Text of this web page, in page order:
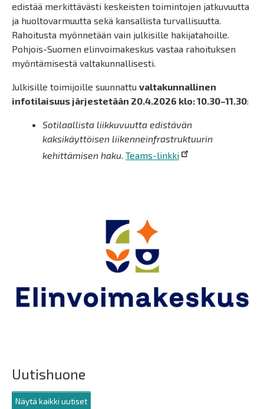
edistää merkittävästi keskeisten toimintojen jatkuvuutta
ja huoltovarmuutta sekä kansallista turvallisuutta.
Rahoitusta myönnetään vain julkisille hakijatahoille.
Pohjois-Suomen elinvoimakeskus vastaa rahoituksen
myöntämisestä valtakunnallisesti.
Julkisille toimijoille suunnattu valtakunnallinen
infotilaisuus järjestetään 20.4.2026 klo: 10.30–11.30:
Sotilaallista liikkuvuutta edistävän
kaksikäyttöisen liikenneinfrastruktuurin
kehittämisen haku. Teams-linkki
Uutishuone
Näytä kaikki uutiset